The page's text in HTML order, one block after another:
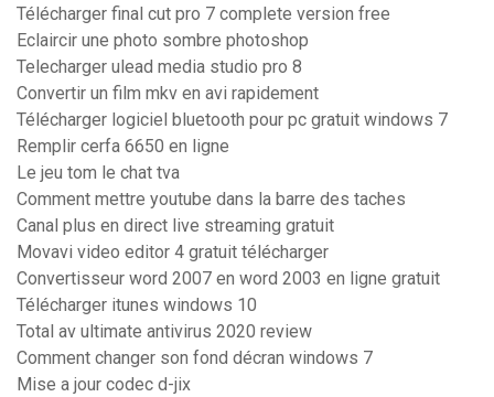
Télécharger final cut pro 7 complete version free
Eclaircir une photo sombre photoshop
Telecharger ulead media studio pro 8
Convertir un film mkv en avi rapidement
Télécharger logiciel bluetooth pour pc gratuit windows 7
Remplir cerfa 6650 en ligne
Le jeu tom le chat tva
Comment mettre youtube dans la barre des taches
Canal plus en direct live streaming gratuit
Movavi video editor 4 gratuit télécharger
Convertisseur word 2007 en word 2003 en ligne gratuit
Télécharger itunes windows 10
Total av ultimate antivirus 2020 review
Comment changer son fond décran windows 7
Mise a jour codec d-jix